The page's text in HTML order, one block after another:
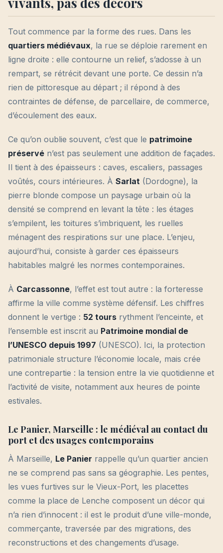
Tout commence par la forme des rues. Dans les
quartiers médiévaux, la rue se déploie rarement en
ligne droite : elle contourne un relief, s’adosse à un
rempart, se rétrécit devant une porte. Ce dessin n’a
rien de pittoresque au départ ; il répond à des
contraintes de défense, de parcellaire, de commerce,
d’écoulement des eaux.
Ce qu’on oublie souvent, c’est que le patrimoine
préservé n’est pas seulement une addition de façades.
Il tient à des épaisseurs : caves, escaliers, passages
voûtés, cours intérieures. À Sarlat (Dordogne), la
pierre blonde compose un paysage urbain où la
densité se comprend en levant la tête : les étages
s’empilent, les toitures s’imbriquent, les ruelles
ménagent des respirations sur une place. L’enjeu,
aujourd’hui, consiste à garder ces épaisseurs
habitables malgré les normes contemporaines.
À Carcassonne, l’effet est tout autre : la forteresse
affirme la ville comme système défensif. Les chiffres
donnent le vertige : 52 tours rythment l’enceinte, et
l’ensemble est inscrit au Patrimoine mondial de
l’UNESCO depuis 1997 (UNESCO). Ici, la protection
patrimoniale structure l’économie locale, mais crée
une contrepartie : la tension entre la vie quotidienne et
l’activité de visite, notamment aux heures de pointe
estivales.
Le Panier, Marseille : le médiéval au contact du
port et des usages contemporains
À Marseille, Le Panier rappelle qu’un quartier ancien
ne se comprend pas sans sa géographie. Les pentes,
les vues furtives sur le Vieux-Port, les placettes
comme la place de Lenche composent un décor qui
n’a rien d’innocent : il est le produit d’une ville-monde,
commerçante, traversée par des migrations, des
reconstructions et des changements d’usage.